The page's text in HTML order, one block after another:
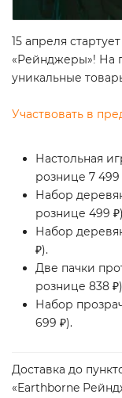
15 апреля
«Рейнджеры»! На
уникальные
Участвовать в
Настольная
рознице 7 499
Набор
рознице 499
Набор
₽).
Две пачки
рознице 838
Набор
699 ₽).
Доставка до
«Earthborne